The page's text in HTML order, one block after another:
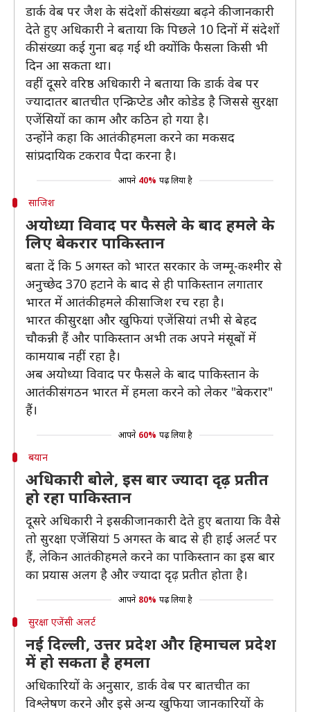
डार्क वेब पर जैश के संदेशों की संख्या बढ़ने की जानकारी
देते हुए अधिकारी ने बताया कि पिछले 10 दिनों में संदेशों
की संख्या कई गुना बढ़ गई थी क्योंकि फैसला किसी भी
दिन आ सकता था।
वहीं दूसरे वरिष्ठ अधिकारी ने बताया कि डार्क वेब पर
ज्यादातर बातचीत एन्क्रिप्टेड और कोडेड है जिससे सुरक्षा
एजेंसियों का काम और कठिन हो गया है।
उन्होंने कहा कि आतंकी हमला करने का मकसद
सांप्रदायिक टकराव पैदा करना है।
आपने 40% पढ़ लिया है
साजिश
अयोध्या विवाद पर फैसले के बाद हमले के
लिए बेकरार पाकिस्तान
बता दें कि 5 अगस्त को भारत सरकार के जम्मू-कश्मीर से
अनुच्छेद 370 हटाने के बाद से ही पाकिस्तान लगातार
भारत में आतंकी हमले की साजिश रच रहा है।
भारत की सुरक्षा और खुफियां एजेंसियां तभी से बेहद
चौकन्नी हैं और पाकिस्तान अभी तक अपने मंसूबों में
कामयाब नहीं रहा है।
अब अयोध्या विवाद पर फैसले के बाद पाकिस्तान के
आतंकी संगठन भारत में हमला करने को लेकर "बेकरार"
हैं।
आपने 60% पढ़ लिया है
बयान
अधिकारी बोले, इस बार ज्यादा दृढ़ प्रतीत
हो रहा पाकिस्तान
दूसरे अधिकारी ने इसकी जानकारी देते हुए बताया कि वैसे
तो सुरक्षा एजेंसियां 5 अगस्त के बाद से ही हाई अलर्ट पर
हैं, लेकिन आतंकी हमले करने का पाकिस्तान का इस बार
का प्रयास अलग है और ज्यादा दृढ़ प्रतीत होता है।
आपने 80% पढ़ लिया है
सुरक्षा एजेंसी अलर्ट
नई दिल्ली, उत्तर प्रदेश और हिमाचल प्रदेश
में हो सकता है हमला
अधिकारियों के अनुसार, डार्क वेब पर बातचीत का
विश्लेषण करने और इसे अन्य खुफिया जानकारियों के